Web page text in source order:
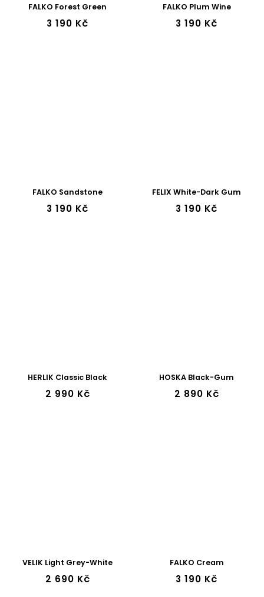
FALKO Forest Green
3 190 Kč
FALKO Plum Wine
3 190 Kč
FALKO Sandstone
3 190 Kč
FELIX White-Dark Gum
3 190 Kč
HERLIK Classic Black
2 990 Kč
HOSKA Black-Gum
2 890 Kč
VELIK Light Grey-White
2 690 Kč
FALKO Cream
3 190 Kč